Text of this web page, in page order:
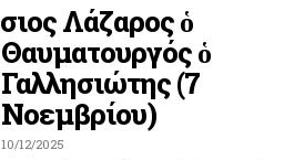
Ὅσιος Λάζαρος ὁ
Θαυματουργός ὁ
Γαλλησιώτης (7
Νοεμβρίου)
10/12/2025